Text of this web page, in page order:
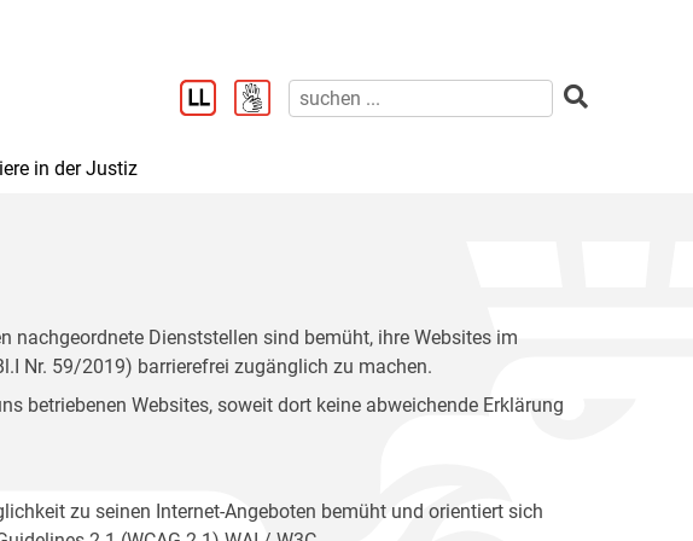
in der Justiz
Dienststellen sind bemüht, ihre Websites im
Nr. 59/2019) barrierefrei zugänglich zu machen.
betriebenen Websites, soweit dort keine abweichende Erklärung
zu seinen Internet-Angeboten bemüht und orientiert sich